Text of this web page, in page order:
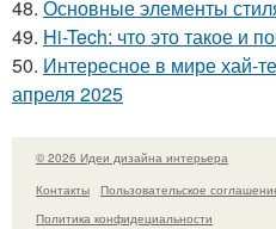
48. Основные элементы
49. Hi-Tech: что это такое и
50. Интересное в мире хай-
апреля 2025
© 2026 Идеи дизайна интерьера
Контакты
Пользовательское
Политика конфидециальности